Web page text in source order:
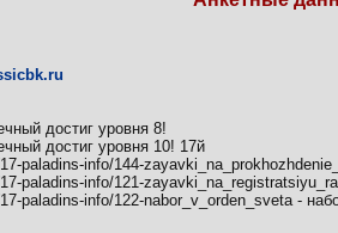
достиг уровня 8!
достиг уровня 10! 17й
paladins-info/144-
paladins-info/121-
paladins-info/122-nabor_v_orden_sveta -